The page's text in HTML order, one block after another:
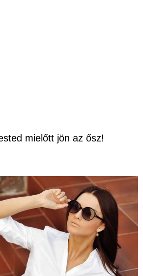
mielőtt jön az ősz!